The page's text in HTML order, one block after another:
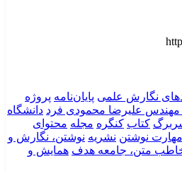
نگارش علمی پایان‌نامه پروژه
مهندس علیرضا محمودی فرد دانشگاه
کتاب کنگره مجله محتوای
مهارت نوشتن نشریه نوشتن، نگارش و
مخاطب متن، جامعه هدف همایش و